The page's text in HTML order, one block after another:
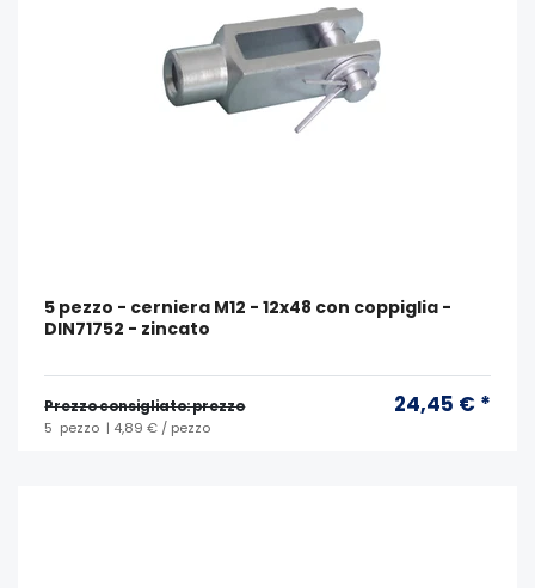
5 pezzo - cerniera M12 - 12x48 con coppiglia -
DIN71752 - zincato
Prezzo consigliato: prezzo 24,45 € *
5 pezzo | 4,89 € / pezzo